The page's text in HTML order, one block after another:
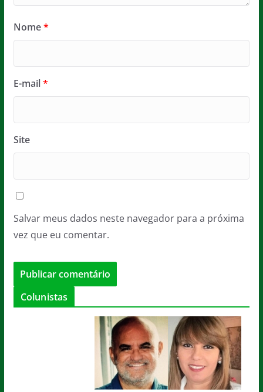
Nome*
E-mail*
Site
Salvar meus dados neste navegador para a próxima
vez que eu comentar.
Colunistas